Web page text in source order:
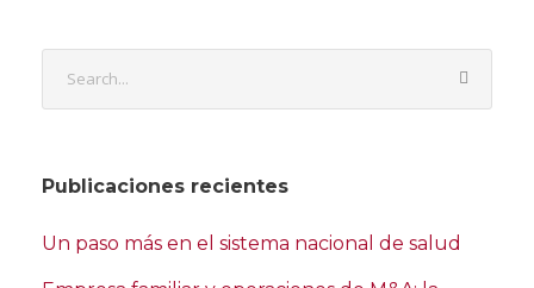
Publicaciones recientes
Un paso más en el sistema nacional de salud